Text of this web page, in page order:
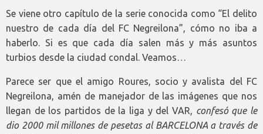
Se viene otro capítulo de la serie conocida como “El delito
nuestro de cada día del FC Negreilona”, cómo no iba a
haberlo. Si es que cada día salen más y más asuntos
turbios desde la ciudad condal. Veamos…
Parece ser que el amigo Roures, socio y avalista del FC
Negreilona, amén de manejador de las imágenes que nos
llegan de los partidos de la liga y del VAR, confesó que le
dio 2000 mil millones de pesetas al BARCELONA a través de